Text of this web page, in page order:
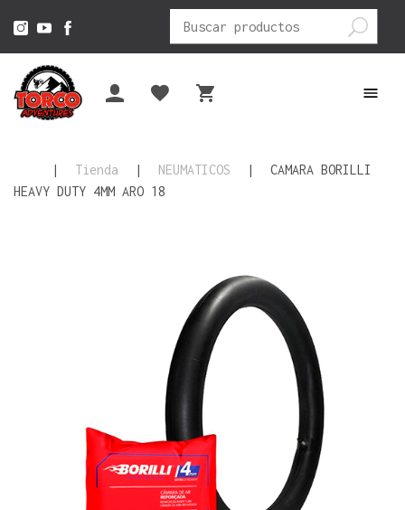
Buscar
por:
| Tienda | NEUMATICOS |
CAMARA BORILLI
HEAVY DUTY 4MM ARO 18